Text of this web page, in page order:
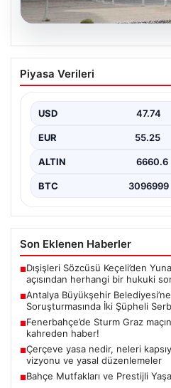
Antalya Büyükşehir
Yönelik Rüşvet ve
Bırakıldı
Antalya Büyükşehir
rüşvet ve yolsuzluk
Piyasa Verileri
USD 47.74
EUR 55.25
ALTIN 6660.6
BTC 3096999
Son Eklenen Haberler
■Dışişleri Sözcüsü Keçeli’den
açısından herhangi bir hukuki
■Antalya Büyükşehir
Soruşturmasında İki Şüpheli
■Fenerbahçe’de Sturm Graz
kahreden haber!
■Çerçeve yasa nedir, neleri
vizyonu ve yasal düzenlemeler
■Bahçe Mutfakları ve Prestijli